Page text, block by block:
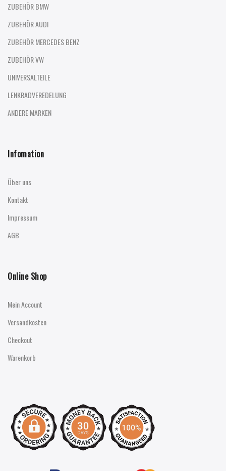
ZUBEHÖR BMW
ZUBEHÖR AUDI
ZUBEHÖR MERCEDES BENZ
ZUBEHÖR VW
UNIVERSALTEILE
LENKRADVEREDELUNG
ANDERE MARKEN
Infomation
Über uns
Kontakt
Impressum
AGB
Online Shop
Mein Account
Versandkosten
Checkout
Warenkorb